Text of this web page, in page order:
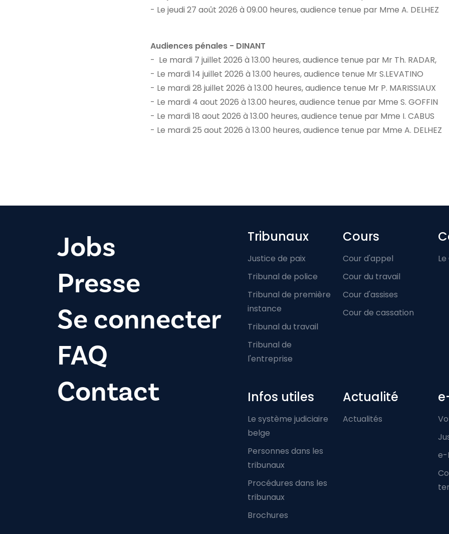
- Le jeudi 27 août 2026 à 09.00 heures, audience tenue par Mme A. DELHEZ
Audiences pénales - DINANT
- Le mardi 7 juillet 2026 à 13.00 heures, audience tenue par Mr Th. RADAR,
- Le mardi 14 juillet 2026 à 13.00 heures, audience tenue Mr S.LEVATINO
- Le mardi 28 juillet 2026 à 13.00 heures, audience tenue Mr P. MARISSIAUX
- Le mardi 4 aout 2026 à 13.00 heures, audience tenue par Mme S. GOFFIN
- Le mardi 18 aout 2026 à 13.00 heures, audience tenue par Mme I. CABUS
- Le mardi 25 aout 2026 à 13.00 heures, audience tenue par Mme A. DELHEZ
Jobs
Presse
Se connecter
FAQ
Contact
Footer-menu
Tribunaux
Justice de paix
Tribunal de police
Tribunal de première
instance
Tribunal du travail
Tribunal de
l'entreprise
Cours
Cour d'appel
Cour du travail
Cour d'assises
Cour de cassation
Infos utiles
Le système judiciaire
belge
Personnes dans les
tribunaux
Procédures dans les
tribunaux
Brochures
Actualité
Actualités
e-